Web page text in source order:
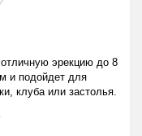
эрекцию до 8
и подойдет для
клуба или застолья.